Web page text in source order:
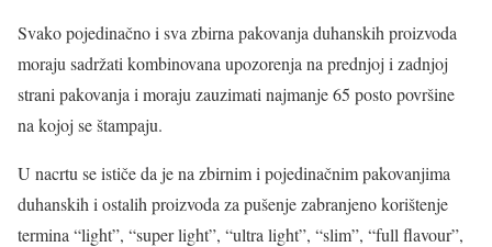
Svako pojedinačno i sva zbirna pakovanja duhanskih proizvoda
moraju sadržati kombinovana upozorenja na prednjoj i zadnjoj
strani pakovanja i moraju zauzimati najmanje 65 posto površine
na kojoj se štampaju.
U nacrtu se ističe da je na zbirnim i pojedinačnim pakovanjima
duhanskih i ostalih proizvoda za pušenje zabranjeno korištenje
termina “light”, “super light”, “ultra light”, “slim”, “full flavour”,